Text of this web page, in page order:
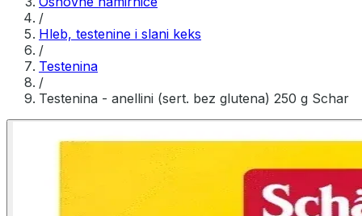
/
Hleb, testenine i slani keks
/
Testenina
/
Testenina - anellini (sert. bez glutena) 250 g Schar